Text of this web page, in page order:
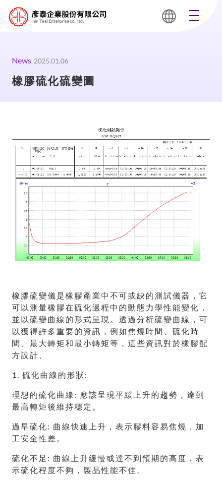
News 2025.01.06
橡膠硫化硫變圖
橡膠硫變儀是橡膠產業中不可或缺的測試儀器，它
可以測量橡膠在硫化過程中的動態力學性能變化，
並以硫變曲線的形式呈現。透過分析硫變曲線，可
以獲得許多重要的資訊，例如焦燒時間、硫化時
間、最大轉矩和最小轉矩等，這些資訊對於橡膠配
方設計、
1. 硫化曲線的形狀:
理想的硫化曲線: 應該呈現平緩上升的趨勢，達到
最高轉矩後維持穩定。
過早硫化: 曲線快速上升，表示膠料容易焦燒，加
工安全性差。
硫化不足: 曲線上升緩慢或達不到預期的高度，表
示硫化程度不夠，製品性能不佳。